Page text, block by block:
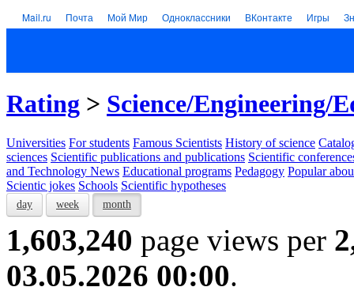
Mail.ru Почта Мой Мир Одноклассники ВКонтакте Игры
Rating > Science/Engineering/
Universities For students Famous Scientists History of science
sciences Scientific publications and publications Scientific
and Technology News Educational programs Pedagogy Popular
Scientic jokes Schools Scientific hypotheses
day week month
1,603,240 page views per
03.05.2026 00:00.